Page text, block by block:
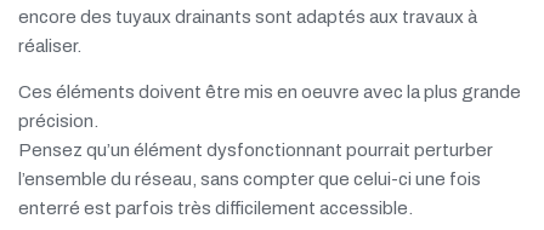
LEARN MORE
encore des tuyaux drainants sont adaptés aux travaux à
réaliser.
Ces éléments doivent être mis en oeuvre avec la plus grande
précision.
Pensez qu’un élément dysfonctionnant pourrait perturber
l’ensemble du réseau, sans compter que celui-ci une fois
enterré est parfois très difficilement accessible.